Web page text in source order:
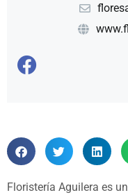
Floristería Aguilera es